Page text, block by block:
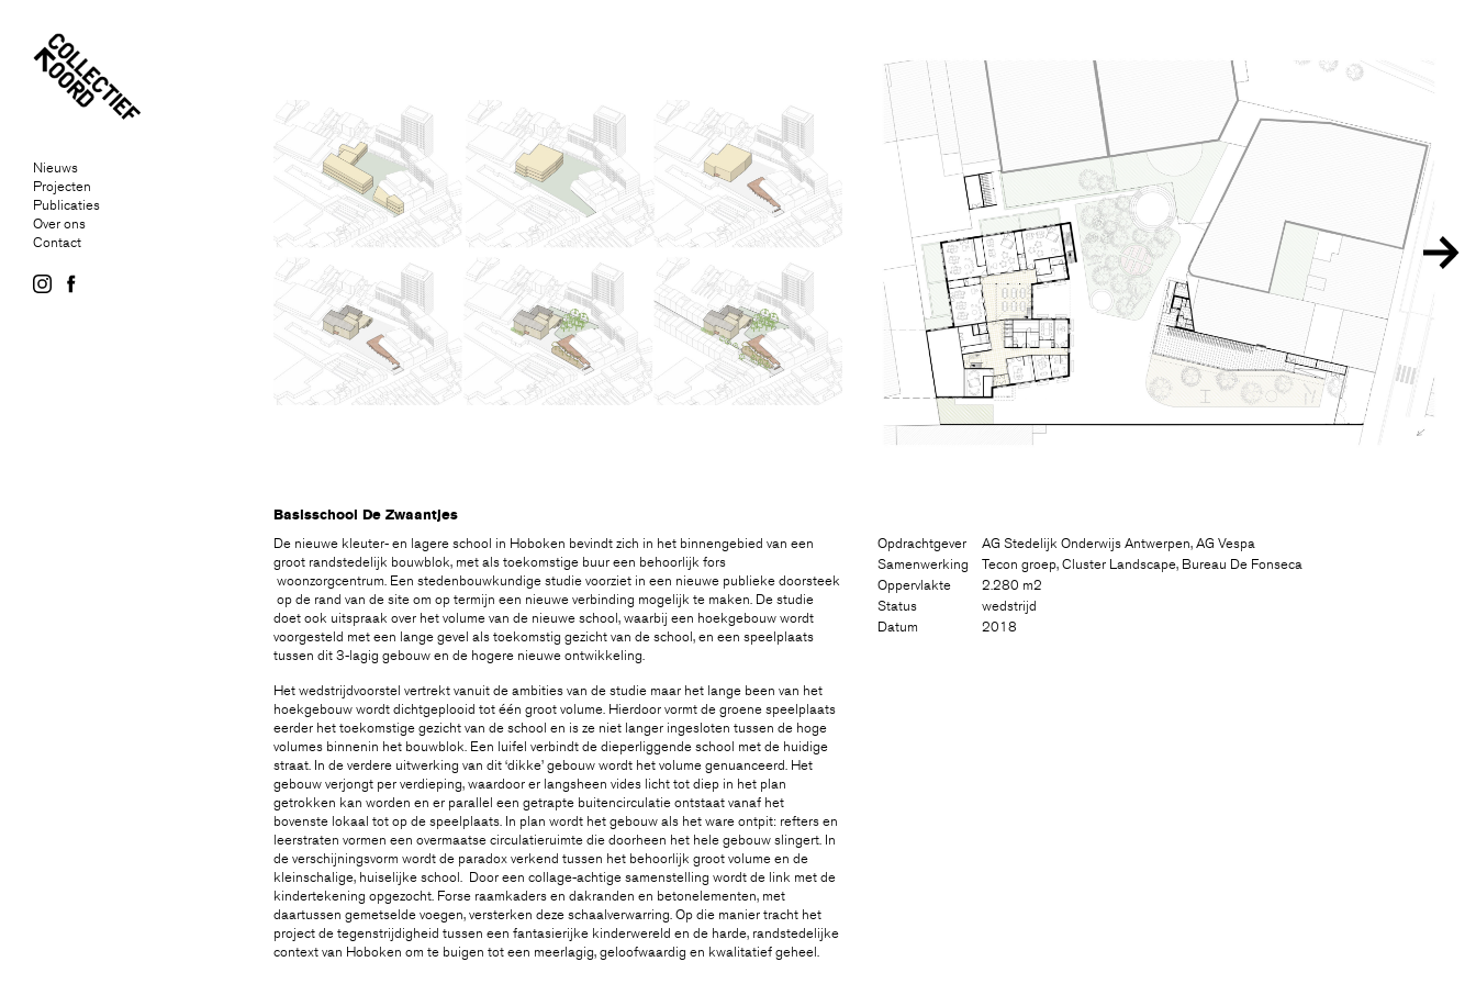
Nieuws
Projecten
Publicaties
Over ons
Contact
Basisschool De Zwaantjes
De nieuwe kleuter- en lagere school in Hoboken bevindt zich in het binnengebied van een
groot randstedelijk bouwblok, met als toekomstige buur een behoorlijk fors
woonzorgcentrum. Een stedenbouwkundige studie voorziet in een nieuwe publieke doorsteek
op de rand van de site om op termijn een nieuwe verbinding mogelijk te maken. De studie
doet ook uitspraak over het volume van de nieuwe school, waarbij een hoekgebouw wordt
voorgesteld met een lange gevel als toekomstig gezicht van de school, en een speelplaats
tussen dit 3-lagig gebouw en de hogere nieuwe ontwikkeling.
Het wedstrijdvoorstel vertrekt vanuit de ambities van de studie maar het lange been van het
hoekgebouw wordt dichtgeplooid tot één groot volume. Hierdoor vormt de groene speelplaats
eerder het toekomstige gezicht van de school en is ze niet langer ingesloten tussen de hoge
volumes binnenin het bouwblok. Een luifel verbindt de dieperliggende school met de huidige
straat. In de verdere uitwerking van dit ‘dikke’ gebouw wordt het volume genuanceerd. Het
gebouw verjongt per verdieping, waardoor er langsheen vides licht tot diep in het plan
getrokken kan worden en er parallel een getrapte buitencirculatie ontstaat vanaf het
bovenste lokaal tot op de speelplaats. In plan wordt het gebouw als het ware ontpit: refters en
leerstraten vormen een overmaatse circulatieruimte die doorheen het hele gebouw slingert. In
de verschijningsvorm wordt de paradox verkend tussen het behoorlijk groot volume en de
kleinschalige, huiselijke school. Door een collage-achtige samenstelling wordt de link met de
kindertekening opgezocht. Forse raamkaders en dakranden en betonelementen, met
daartussen gemetselde voegen, versterken deze schaalverwarring. Op die manier tracht het
project de tegenstrijdigheid tussen een fantasierijke kinderwereld en de harde, randstedelijke
context van Hoboken om te buigen tot een meerlagig, geloofwaardig en kwalitatief geheel.
Opdrachtgever
AG Stedelijk Onderwijs Antwerpen, AG Vespa
Samenwerking
Tecon groep, Cluster Landscape, Bureau De Fonseca
Oppervlakte
2.280 m2
Status
wedstrijd
Datum
2018